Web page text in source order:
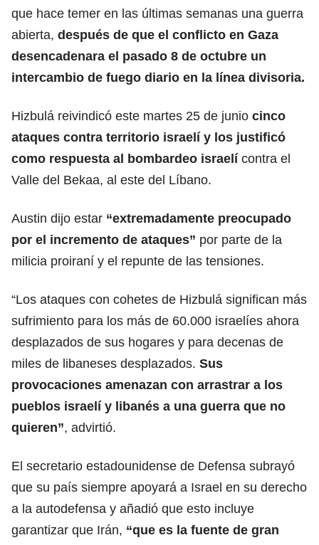
que hace temer en las últimas semanas una guerra
abierta, después de que el conflicto en Gaza
desencadenara el pasado 8 de octubre un
intercambio de fuego diario en la línea divisoria.
Hizbulá reivindicó este martes 25 de junio cinco
ataques contra territorio israelí y los justificó
como respuesta al bombardeo israelí contra el
Valle del Bekaa, al este del Líbano.
Austin dijo estar “extremadamente preocupado
por el incremento de ataques” por parte de la
milicia proiraní y el repunte de las tensiones.
“Los ataques con cohetes de Hizbulá significan más
sufrimiento para los más de 60.000 israelíes ahora
desplazados de sus hogares y para decenas de
miles de libaneses desplazados. Sus
provocaciones amenazan con arrastrar a los
pueblos israelí y libanés a una guerra que no
quieren”, advirtió.
El secretario estadounidense de Defensa subrayó
que su país siempre apoyará a Israel en su derecho
a la autodefensa y añadió que esto incluye
garantizar que Irán, “que es la fuente de gran